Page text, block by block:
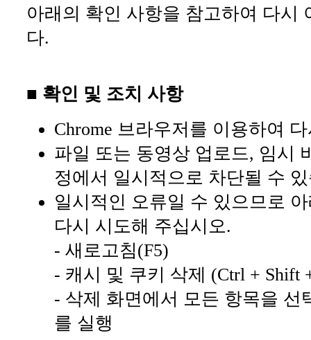
아래의 확인 사항을 참고하여 다시
다.
■ 확인 및 조치 사항
Chrome 브라우저를 이용하여
파일 또는 동영상 업로드, 임시
정에서 일시적으로 차단될 수
일시적인 오류일 수 있으므로
다시 시도해 주십시오.
- 새로고침(F5)
- 캐시 및 쿠키 삭제 (Ctrl + Shift
- 삭제 화면에서 모든 항목을 선
를 실행